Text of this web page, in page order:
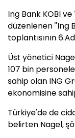
Ing Bank KOBİ
düzenlenen ''Ing
toplantısının
Üst yönetici
107 bin
sahip olan ING
ekonomisine
Türkiye'de de
belirten Nagel,